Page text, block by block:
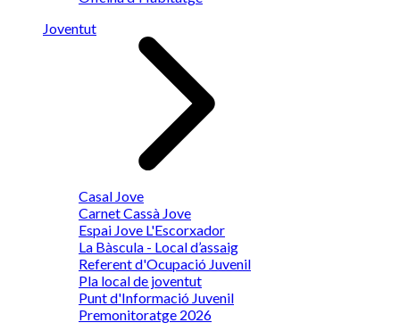
Joventut
Casal Jove
Carnet Cassà Jove
Espai Jove L'Escorxador
La Bàscula - Local d’assaig
Referent d'Ocupació Juvenil
Pla local de joventut
Punt d'Informació Juvenil
Premonitoratge 2026